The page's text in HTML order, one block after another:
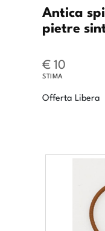
Antica
pietre
€ 10
STIMA
Offerta Libera